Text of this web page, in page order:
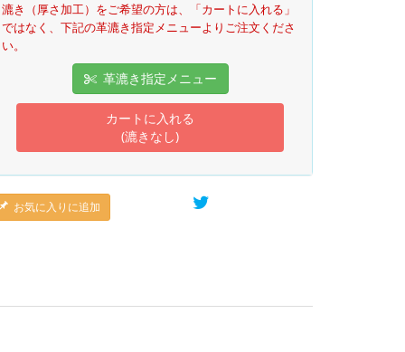
漉き（厚さ加工）をご希望の方は、「カートに入れる」
ではなく、下記の革漉き指定メニューよりご注文くださ
い。
革漉き指定メニュー
カートに入れる
(漉きなし)
お気に入りに追加